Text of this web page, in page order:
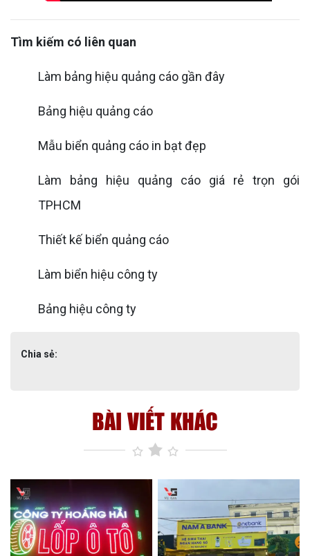
Tìm kiếm có liên quan
Làm bảng hiệu quảng cáo gần đây
Bảng hiệu quảng cáo
Mẫu biển quảng cáo in bạt đẹp
Làm bảng hiệu quảng cáo giá rẻ trọn gói
TPHCM
Thiết kế biển quảng cáo
Làm biển hiệu công ty
Bảng hiệu công ty
Chia sẻ:
BÀI VIẾT KHÁC